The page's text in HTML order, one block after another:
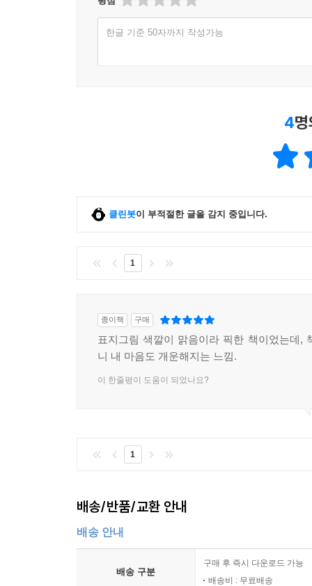
한글 기준 50자까지 작성가능
4
클린봇이 부적절한 글을 감지 중입니다.
1
종이책 구매
표지그림 색깔이 맑음이라 픽한 책이었는데,
니 내 마음도 개운해지는 느낌.
이 한줄평이 도움이 되었나요?
1
배송/반품/교환 안내
배송 안내
배송 구분
구매 후 즉시 다운로드 가능
배송비 : 무료배송